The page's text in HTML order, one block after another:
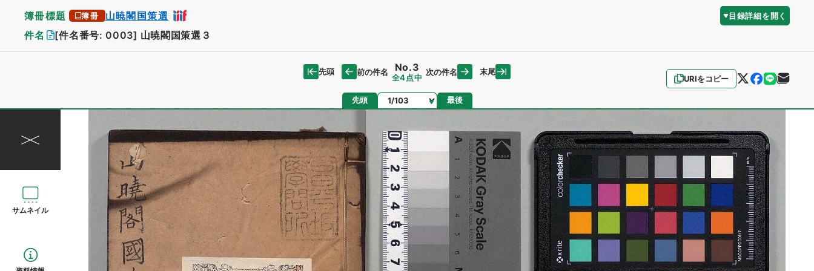
簿冊標題 簿冊 山暁閣国策選 目録詳細を開く
件名 [件名番号: 0003] 山暁閣国策選３
URIをコピー
先頭 前の件名 No.3
全4点中
次の件名 末尾
先頭 ページ 最後
サムネイル